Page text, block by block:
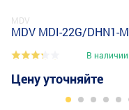
MDV
MDV MDI-22G/DHN1-M
В наличии
Цену уточняйте